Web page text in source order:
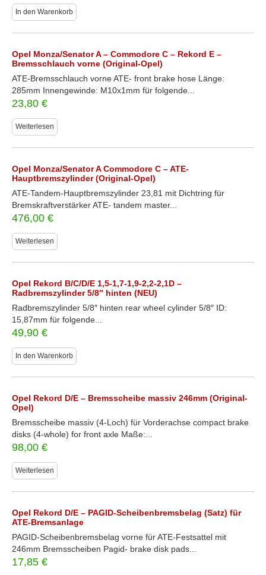
In den Warenkorb
Opel Monza/Senator A – Commodore C – Rekord E –
Bremsschlauch vorne (Original-Opel)
ATE-Bremsschlauch vorne ATE- front brake hose Länge:
285mm Innengewinde: M10x1mm für folgende...
23,80 €
Weiterlesen
Opel Monza/Senator A Commodore C – ATE-
Hauptbremszylinder (Original-Opel)
ATE-Tandem-Hauptbremszylinder 23,81 mit Dichtring für
Bremskraftverstärker ATE- tandem master...
476,00 €
Weiterlesen
Opel Rekord B/C/D/E 1,5-1,7-1,9-2,2-2,1D –
Radbremszylinder 5/8″ hinten (NEU)
Radbremszylinder 5/8″ hinten rear wheel cylinder 5/8″ ID:
15,87mm für folgende...
49,90 €
In den Warenkorb
Opel Rekord D/E – Bremsscheibe massiv 246mm (Original-
Opel)
Bremsscheibe massiv (4-Loch) für Vorderachse compact brake
disks (4-whole) for front axle Maße:...
98,00 €
Weiterlesen
Opel Rekord D/E – PAGID-Scheibenbremsbelag (Satz) für
ATE-Bremsanlage
PAGID-Scheibenbremsbelag vorne für ATE-Festsattel mit
246mm Bremsscheiben Pagid- brake disk pads...
17,85 €